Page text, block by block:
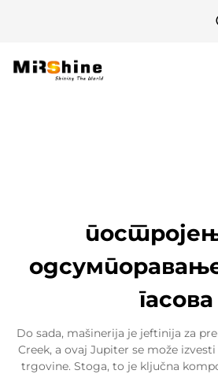
гасова
Do sada, mašinerija je jeftinija za
Creek, a ovaj Jupiter se može
trgovine. Stoga, to je ključna